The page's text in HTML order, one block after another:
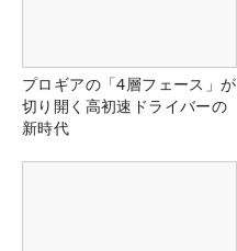
プロギアの「4層フェース」が
切り開く高初速ドライバーの
新時代